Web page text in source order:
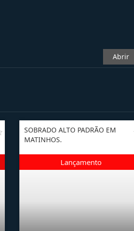
Abrir
SOBRADO ALTO PADRÃO EM
MATINHOS.